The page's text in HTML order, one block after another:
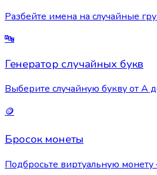
Разбейте имена на случайные
🔤
Генератор случайных букв
Выберите случайную букву от А
🪙
Бросок монеты
Подбросьте виртуальную